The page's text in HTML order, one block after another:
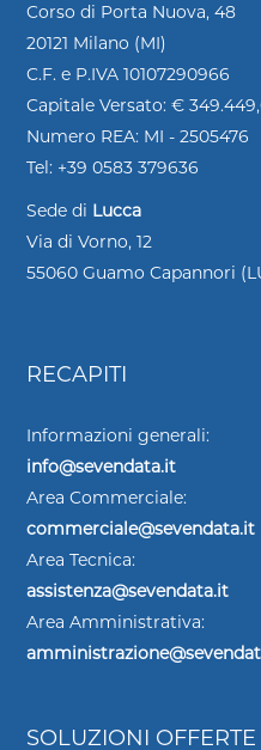
Corso di Porta Nuova, 48
20121 Milano (MI)
C.F. e P.IVA 10107290966
Capitale Versato: €
Numero REA: MI - 2505476
Tel: +39 0583 379636
Sede di Lucca
Via di Vorno, 12
55060 Guamo Capannori
RECAPITI
Informazioni generali:
info@sevendata.it
Area Commerciale:
commerciale@sevendata.it
Area Tecnica:
assistenza@sevendata.it
Area Amministrativa:
SOLUZIONI OFFERTE